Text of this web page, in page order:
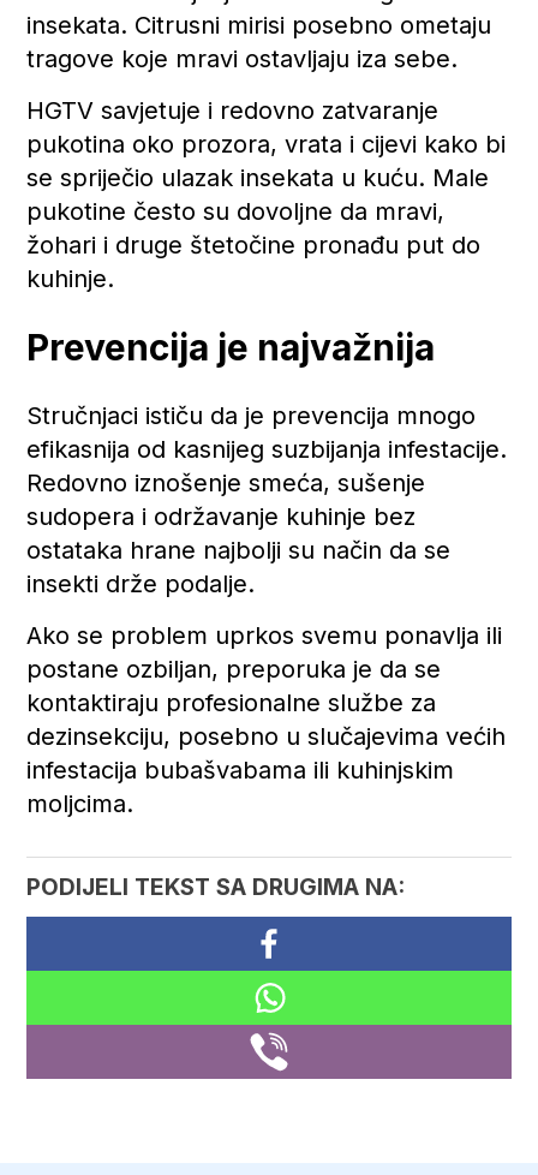
insekata. Citrusni mirisi posebno ometaju
tragove koje mravi ostavljaju iza sebe.
HGTV savjetuje i redovno zatvaranje
pukotina oko prozora, vrata i cijevi kako bi
se spriječio ulazak insekata u kuću. Male
pukotine često su dovoljne da mravi,
žohari i druge štetočine pronađu put do
kuhinje.
Prevencija je najvažnija
Stručnjaci ističu da je prevencija mnogo
efikasnija od kasnijeg suzbijanja infestacije.
Redovno iznošenje smeća, sušenje
sudopera i održavanje kuhinje bez
ostataka hrane najbolji su način da se
insekti drže podalje.
Ako se problem uprkos svemu ponavlja ili
postane ozbiljan, preporuka je da se
kontaktiraju profesionalne službe za
dezinsekciju, posebno u slučajevima većih
infestacija bubašvabama ili kuhinjskim
moljcima.
PODIJELI TEKST SA DRUGIMA NA: